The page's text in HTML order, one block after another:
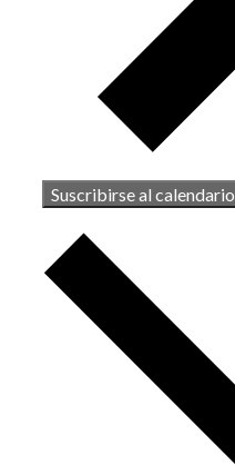
Suscribirse al calendario